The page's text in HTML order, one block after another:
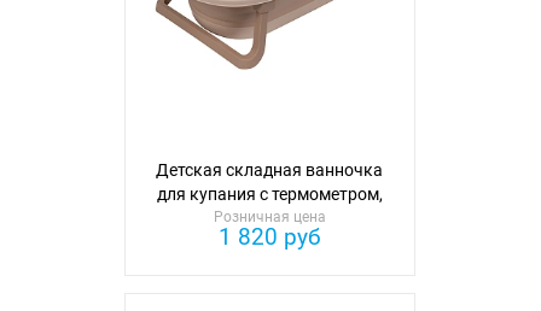
Детская складная ванночка
для купания с термометром,
модель Farfello G3
Розничная цена
1 820 руб